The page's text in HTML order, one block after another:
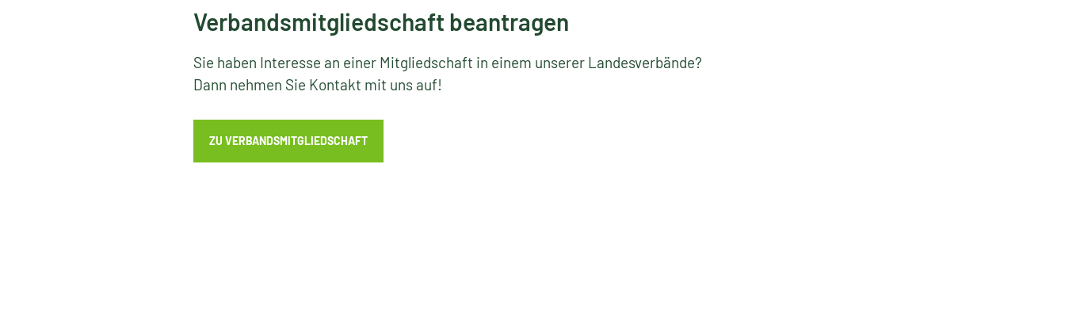
Verbandsmitgliedschaft beantragen
Sie haben Interesse an einer Mitgliedschaft in einem unserer Landesverbände?
Dann nehmen Sie Kontakt mit uns auf!
ZU VERBANDSMITGLIEDSCHAFT